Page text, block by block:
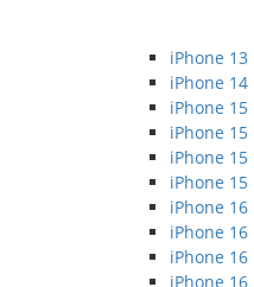
iPhone 13
iPhone 14
iPhone 15
iPhone 15
iPhone 15
iPhone 15
iPhone 16
iPhone 16
iPhone 16
iPhone 16